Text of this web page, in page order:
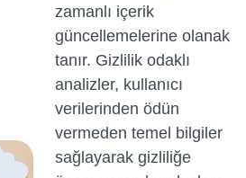
zamanlı içerik
güncellemelerine olanak
tanır. Gizlilik odaklı
analizler, kullanıcı
verilerinden ödün
vermeden temel bilgiler
sağlayarak gizliliğe